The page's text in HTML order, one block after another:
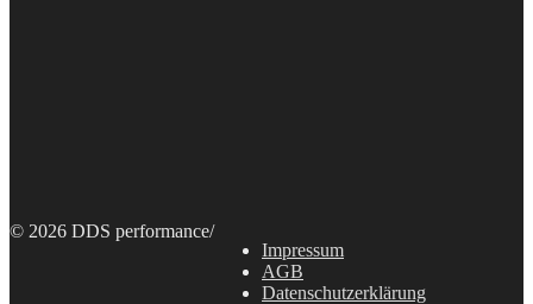
© 2026 DDS performance/
Impressum
AGB
Datenschutzerklärung